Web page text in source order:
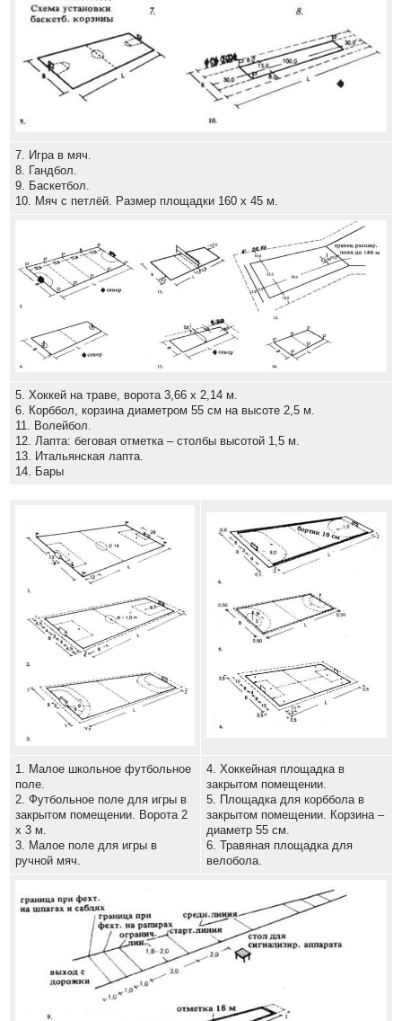
7. Игра в мяч.
8. Гандбол.
9. Баскетбол.
10. Мяч с петлёй. Размер площадки 160 х 45 м.
5. Хоккей на траве, ворота 3,66 х 2,14 м.
6. Корббол, корзина диаметром 55 см на высоте 2,5 м.
11. Волейбол.
12. Лапта: беговая отметка – столбы высотой 1,5 м.
13. Итальянская лапта.
14. Бары
1. Малое школьное футбольное
поле.
2. Футбольное поле для игры в
закрытом помещении. Ворота 2
х 3 м.
3. Малое поле для игры в
ручной мяч.
4. Хоккейная площадка в
закрытом помещении.
5. Площадка для корббола в
закрытом помещении. Корзина –
диаметр 55 см.
6. Травяная площадка для
велобола.